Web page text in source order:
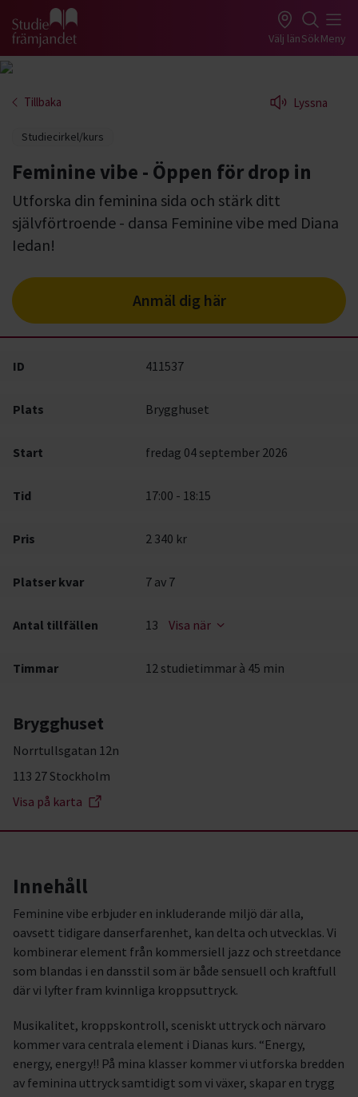
Gå till studiefrämjandets startsida Välj länSökMeny
Tillbaka Lyssna
Studiecirkel/kurs
Feminine vibe - Öppen för drop in
Utforska din feminina sida och stärk ditt
självförtroende - dansa Feminine vibe med Diana
Iedan!
Anmäl dig här
ID 411537
Plats Brygghuset
Start fredag 04 september 2026
Tid 17:00 - 18:15
Pris 2 340 kr
Platser kvar 7 av 7
Antal tillfällen 13 Visa när
Timmar 12 studietimmar à 45 min
Brygghuset
Norrtullsgatan 12n
113 27 Stockholm
Visa på karta
Innehåll
Feminine vibe erbjuder en inkluderande miljö där alla,
oavsett tidigare danserfarenhet, kan delta och utvecklas. Vi
kombinerar element från kommersiell jazz och streetdance
som blandas i en dansstil som är både sensuell och kraftfull
där vi lyfter fram kvinnliga kroppsuttryck.
Musikalitet, kroppskontroll, sceniskt uttryck och närvaro
kommer vara centrala element i Dianas kurs. “Energy,
energy, energy!! På mina klasser kommer vi utforska bredden
av feminina uttryck samtidigt som vi växer, skapar en trygg